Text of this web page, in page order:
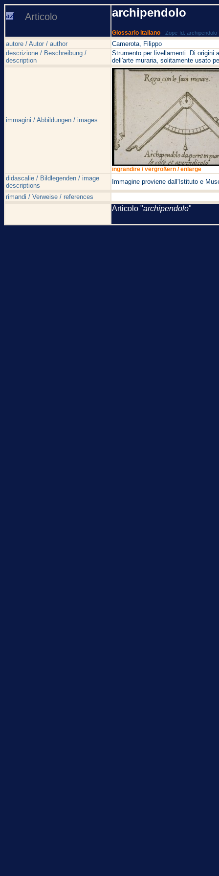
Articolo archipendolo
Glossario Italiano - Zope-Id: archipendolo
autore / Autor / author
Camerota, Filippo
descrizione / Beschreibung /
description
Strumento per livellamenti. Di origini
dell'arte muraria, solitamente usato
immagini / Abbildungen / images
ingrandire / vergrößern / enlarge
didascalie / Bildlegenden / image
descriptions
Immagine proviene dall'Istituto e
rimandi / Verweise / references
Articolo "archipendolo"